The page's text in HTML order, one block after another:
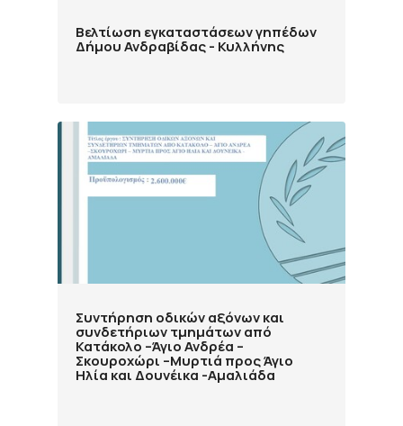
Βελτίωση εγκαταστάσεων γηπέδων
Δήμου Ανδραβίδας - Κυλλήνης
Συντήρηση οδικών αξόνων και
συνδετήριων τμημάτων από
Κατάκολο –Άγιο Ανδρέα –
Σκουροχώρι –Μυρτιά προς Άγιο
Ηλία και Δουνέικα -Αμαλιάδα